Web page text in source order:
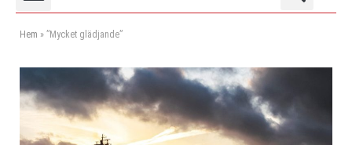
Hem » ”Mycket glädjande”